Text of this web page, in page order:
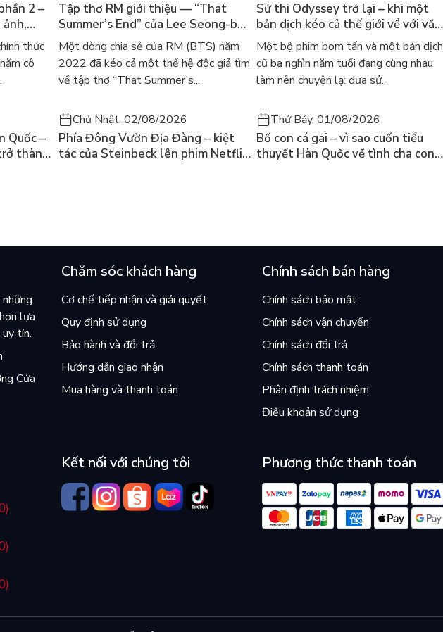
và phát triển thương mại ở nước ta.
nhà nước về thương mại.
quản lý nhà nước.
về thương mại của Việt Nam.
trường.
và kinh doanh hàng hóa dịch vụ trong cơ chế thị trường
thương mại hàng hóa trong cơ chế thị trường.
trong nền kinh tế quốc dân.
2 –
thức
cô
Tập thơ RM giới thiệu — “That
Summer’s End” của Lee Seong-bok
ra mắt bản tiếng Anh sau 4 năm
gây sốt
Một dòng chia sẻ của RM (BTS) năm
2022 đã kéo cả một thế hệ độc giả tìm
về tập thơ “That Summer’s...
Sử thi Odyssey trở lại – khi một
bản dịch kéo cả thế giới về với văn
học kinh điển
Một bộ phim bom tấn và một bản dịch
cũ ba nghìn năm tuổi đang cùng nhau
làm nên chuyện lạ: đưa sử...
Quốc –
thành
Chủ Nhật, 02/08/2026
Phía Đông Vườn Địa Đàng – kiệt
tác của Steinbeck lên phim Netflix
Thứ Bảy, 01/08/2026
Bố con cá gai – vì sao cuốn tiểu
thuyết Hàn Quốc về tình cha con
lựa
tín.
Cửa
Chăm sóc khách hàng
Cơ chế tiếp nhận và giải quyết
Quy định sử dụng
Bảo hành và đổi trả
Hướng dẫn giao nhận
Mua hàng và thanh toán
Chính sách bán hàng
Chính sách bảo mật
Chính sách vận chuyển
Chính sách đổi trả
Chính sách thanh toán
Phân định trách nhiệm
Điều khoản sử dụng
Kết nối với chúng tôi Phương thức thanh toán